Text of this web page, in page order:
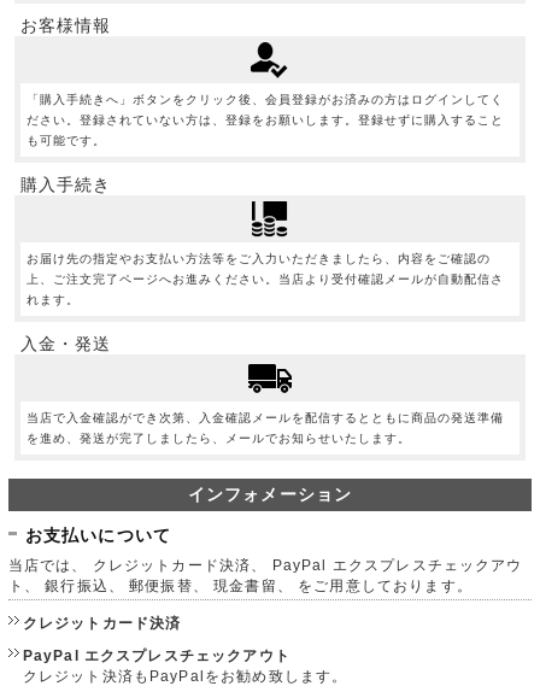
お客様情報
「購入手続きへ」ボタンをクリック後、会員登録がお済みの方はログインしてく
ださい。登録されていない方は、登録をお願いします。登録せずに購入すること
も可能です。
購入手続き
お届け先の指定やお支払い方法等をご入力いただきましたら、内容をご確認の
上、ご注文完了ページへお進みください。当店より受付確認メールが自動配信さ
れます。
入金・発送
当店で入金確認ができ次第、入金確認メールを配信するとともに商品の発送準備
を進め、発送が完了しましたら、メールでお知らせいたします。
インフォメーション
お支払いについて
当店では、 クレジットカード決済、 PayPal エクスプレスチェックアウ
ト、 銀行振込、 郵便振替、 現金書留、 をご用意しております。
クレジットカード決済
PayPal エクスプレスチェックアウト
クレジット決済もPayPalをお勧め致します。